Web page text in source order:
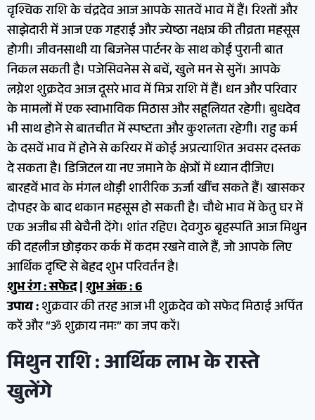
वृश्चिक राशि के चंद्रदेव आज आपके सातवें भाव में हैं। रिश्तों और
साझेदारी में आज एक गहराई और ज्येष्ठा नक्षत्र की तीव्रता महसूस
होगी। जीवनसाथी या बिजनेस पार्टनर के साथ कोई पुरानी बात
निकल सकती है। पजेसिवनेस से बचें, खुले मन से सुनें। आपके
लग्नेश शुक्रदेव आज दूसरे भाव में मित्र राशि में हैं। धन और परिवार
के मामलों में एक स्वाभाविक मिठास और सहूलियत रहेगी। बुधदेव
भी साथ होने से बातचीत में स्पष्टता और कुशलता रहेगी। राहु कर्म
के दसवें भाव में होने से करियर में कोई अप्रत्याशित अवसर दस्तक
दे सकता है। डिजिटल या नए जमाने के क्षेत्रों में ध्यान दीजिए।
बारहवें भाव के मंगल थोड़ी शारीरिक ऊर्जा खींच सकते हैं। खासकर
दोपहर के बाद थकान महसूस हो सकती है। चौथे भाव में केतु घर में
एक अजीब सी बेचैनी देंगे। शांत रहिए। देवगुरु बृहस्पति आज मिथुन
की दहलीज छोड़कर कर्क में कदम रखने वाले हैं, जो आपके लिए
आर्थिक दृष्टि से बेहद शुभ परिवर्तन है।
शुभ रंग : सफेद|शुभ अंक : 6
उपाय :शुक्रवार की तरह आज भी शुक्रदेव को सफेद मिठाई अर्पित
करें और “ॐ शुक्राय नमः” का जप करें।
मिथुन राशि : आर्थिक लाभ के रास्ते
खुलेंगे